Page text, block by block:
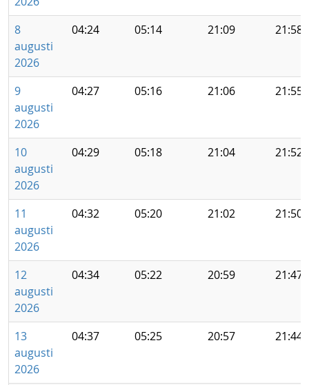
8
augusti
2026
04:24 05:14 21:09 21:58
9
augusti
2026
04:27 05:16 21:06 21:55
10
augusti
2026
04:29 05:18 21:04 21:52
11
augusti
2026
04:32 05:20 21:02 21:50
12
augusti
2026
04:34 05:22 20:59 21:47
13
augusti
2026
04:37 05:25 20:57 21:44